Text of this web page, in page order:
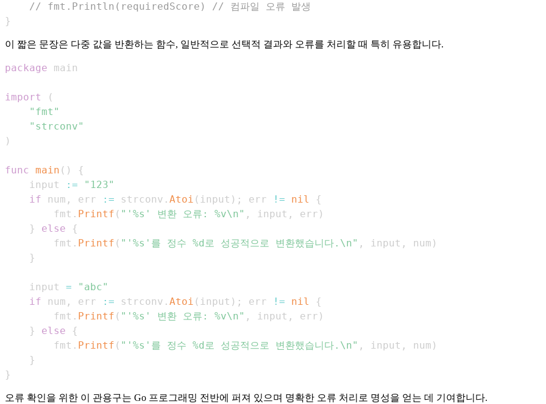
// fmt.Println(requiredScore) // 컴파일 오류 발생
}
이 짧은 문장은 다중 값을 반환하는 함수, 일반적으로 선택적 결과와 오류를 처리할 때 특히 유용합니다.
package
import
(
"fmt"
"strconv"
)
func main ( )
{
	input
:=
"123"
if num , err := strconv . Atoi ( input ) ; err != nil
{
		fmt
. Printf ( "'%s' 변환 오류: %v\n" , input , err )
}
else
{
		fmt
. Printf ( "'%s'를 정수 %d로 성공적으로 변환했습니다.\n" , input , num )
}
	input
=
"abc"
if num , err := strconv . Atoi ( input ) ; err != nil
{
		fmt
. Printf ( "'%s' 변환 오류: %v\n" , input , err )
}
else
{
		fmt
. Printf ( "'%s'를 정수 %d로 성공적으로 변환했습니다.\n" , input , num )
}
}
오류 확인을 위한 이 관용구는 Go 프로그래밍 전반에 퍼져 있으며 명확한 오류 처리로 명성을 얻는 데 기여합니다.